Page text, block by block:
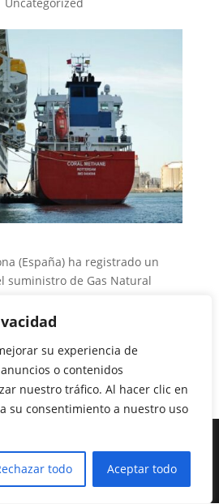
su experiencia de
o contenidos
nuestro tráfico. Al hacer clic en
su consentimiento a nuestro uso
todo Aceptar todo
(España) ha registrado un
suministro de Gas Natural
199 operaciones con un
2021 © --- Síguenos en
Facebook.